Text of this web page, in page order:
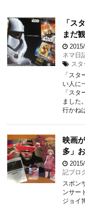
「ス
まだ
ネマ日
ス
「ス
い人に
「ス
ました
行かね
映画
多」
記ブロ
スポン
ンサー
ジョイ